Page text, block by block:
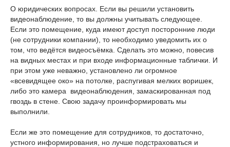
О юридических вопросах. Если вы решили установить
видеонаблюдение, то вы должны учитывать следующее.
Если это помещение, куда имеют доступ посторонние люди
(не сотрудники компании), то необходимо уведомить их о
том, что ведётся видеосъёмка. Сделать это можно, повесив
на видных местах и при входе информационные таблички. И
при этом уже неважно, установлено ли огромное
«всевидящее око» на потолке, распугивая мелких воришек,
либо это камера видеонаблюдения, замаскированная под
гвоздь в стене. Свою задачу проинформировать мы
выполнили.
Если же это помещение для сотрудников, то достаточно,
устного информирования, но лучше подстраховаться и